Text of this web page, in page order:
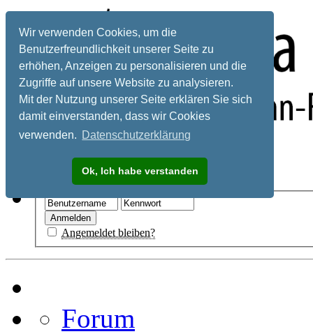
Wir verwenden Cookies, um die
Benutzerfreundlichkeit unserer Seite zu
erhöhen, Anzeigen zu personalisieren und die
Zugriffe auf unsere Website zu analysieren.
Mit der Nutzung unserer Seite erklären Sie sich
damit einverstanden, dass wir Cookies
verwenden. Datenschutzerklärung
Ok, Ich habe verstanden
Registrieren
Angemeldet bleiben?
Forum